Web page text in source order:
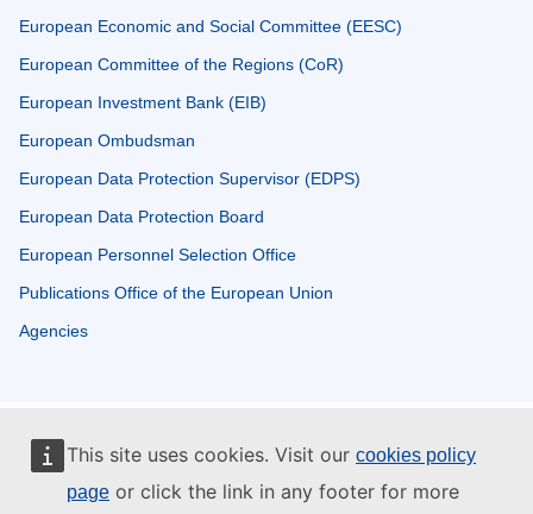
This site uses cookies. Visit our cookies policy
page or click the link in any footer for more
European Economic and Social Committee (EESC)
European Committee of the Regions (CoR)
European Investment Bank (EIB)
European Ombudsman
European Data Protection Supervisor (EDPS)
European Data Protection Board
European Personnel Selection Office
Publications Office of the European Union
Agencies